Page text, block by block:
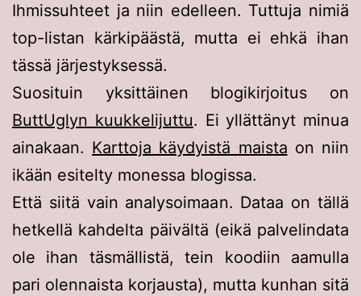
Ihmissuhteet ja niin edelleen. Tuttuja nimiä
top-listan kärkipäästä, mutta ei ehkä ihan
tässä järjestyksessä.
Suosituin yksittäinen blogikirjoitus on
ButtUglyn kuukkelijuttu. Ei yllättänyt minua
ainakaan. Karttoja käydyistä maista on niin
ikään esitelty monessa blogissa.
Että siitä vain analysoimaan. Dataa on tällä
hetkellä kahdelta päivältä (eikä palvelindata
ole ihan täsmällistä, tein koodiin aamulla
pari olennaista korjausta), mutta kunhan sitä